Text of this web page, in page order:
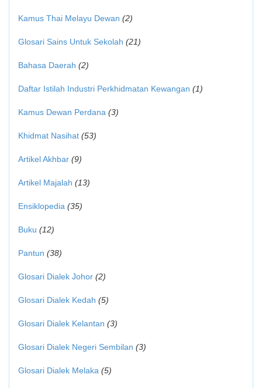
Kamus Thai Melayu Dewan (2)
Glosari Sains Untuk Sekolah (21)
Bahasa Daerah (2)
Daftar Istilah Industri Perkhidmatan Kewangan (1)
Kamus Dewan Perdana (3)
Khidmat Nasihat (53)
Artikel Akhbar (9)
Artikel Majalah (13)
Ensiklopedia (35)
Buku (12)
Pantun (38)
Glosari Dialek Johor (2)
Glosari Dialek Kedah (5)
Glosari Dialek Kelantan (3)
Glosari Dialek Negeri Sembilan (3)
Glosari Dialek Melaka (5)